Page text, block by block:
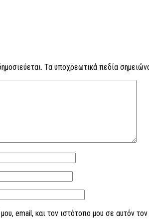
Τα υποχρεωτικά πεδία
email, και τον ιστότοπο μου σε αυτόν